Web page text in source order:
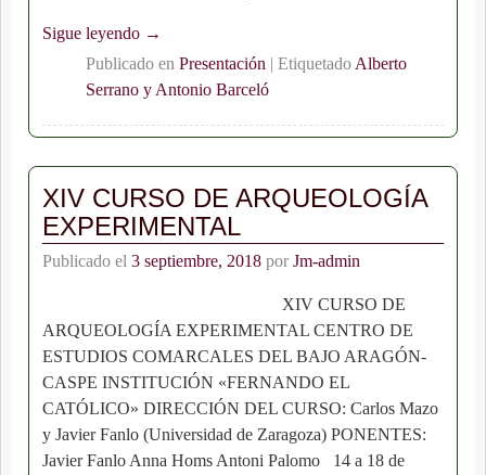
Sigue leyendo →
Publicado en Presentación | Etiquetado Alberto
Serrano y Antonio Barceló
XIV CURSO DE ARQUEOLOGÍA
EXPERIMENTAL
Publicado el 3 septiembre, 2018 por Jm-admin
XIV CURSO DE
ARQUEOLOGÍA EXPERIMENTAL CENTRO DE
ESTUDIOS COMARCALES DEL BAJO ARAGÓN-
CASPE INSTITUCIÓN «FERNANDO EL
CATÓLICO» DIRECCIÓN DEL CURSO: Carlos Mazo
y Javier Fanlo (Universidad de Zaragoza) PONENTES:
Javier Fanlo Anna Homs Antoni Palomo 14 a 18 de